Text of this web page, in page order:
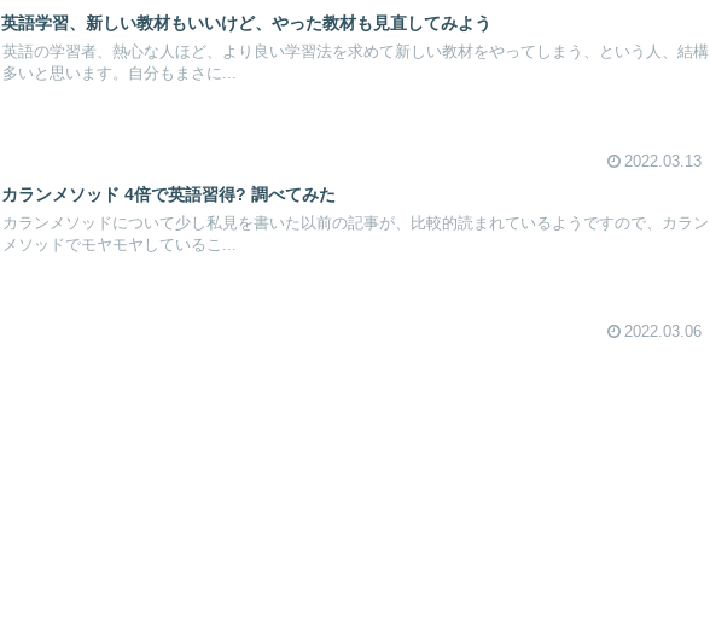
英語学習、新しい教材もいいけど、やった教材も見直してみよう
英語の学習者、熱心な人ほど、より良い学習法を求めて新しい教材をやってしまう、という人、結構
多いと思います。自分もまさに...
2022.03.13
カランメソッド 4倍で英語習得? 調べてみた
カランメソッドについて少し私見を書いた以前の記事が、比較的読まれているようですので、カラン
メソッドでモヤモヤしているこ...
2022.03.06